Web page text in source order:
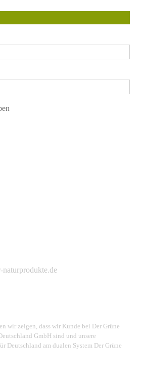
wir zeigen, dass wir Kunde bei Der Grüne
GmbH sind und unsere
Deutschland am dualen System Der Grüne